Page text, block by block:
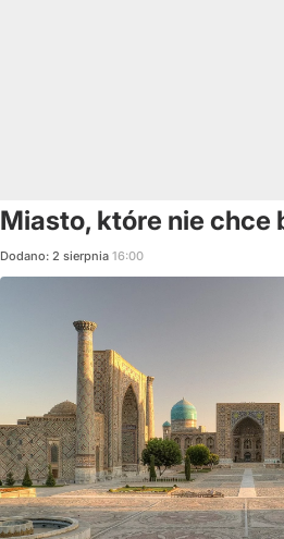
Miasto, które nie chce
Dodano: 2 sierpnia 16:00